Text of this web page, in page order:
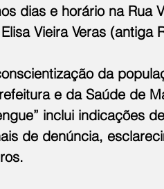
dias e horário na Rua
Vieira Veras (antiga
da
e da Saúde de
inclui indicações
de denúncia,